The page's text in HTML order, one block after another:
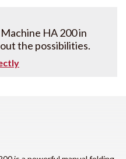
HA 200 in
the possibilities.